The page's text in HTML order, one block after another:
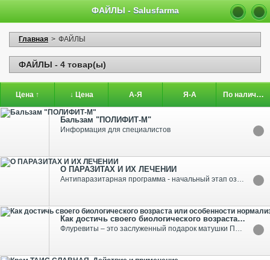
ФАЙЛЫ - Salusfarma
Главная > ФАЙЛЫ
ФАЙЛЫ - 4 товар(ы)
Цена ↑ ↓ Цена А-Я Я-А По наличию
Бальзам "ПОЛИФИТ-М"
Информация для специалистов
О ПАРАЗИТАХ И ИХ ЛЕЧЕНИИ
Как достичь своего биологического возраста или особенности нормализации механизмов самоочищения